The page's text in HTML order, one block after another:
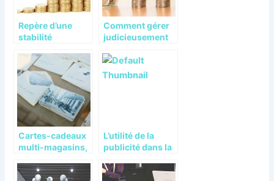
Repère d’une
stabilité
Comment gérer
judicieusement
Cartes-cadeaux
multi-magasins,
L’utilité de la
publicité dans la
votre société